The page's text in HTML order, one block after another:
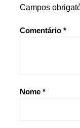
Campos
Comentário *
Nome *